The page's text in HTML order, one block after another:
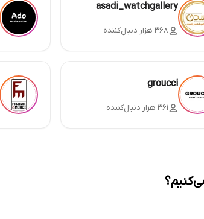
asadi_watchgallery
۳۶۸ هزار دنبال‌کننده
groucci
۳۶۱ هزار دنبال‌کننده